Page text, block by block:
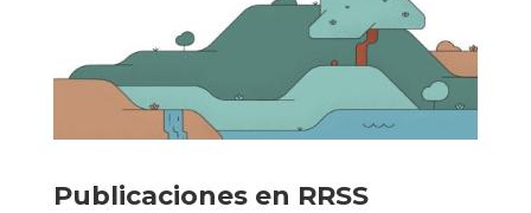
Publicaciones en RRSS